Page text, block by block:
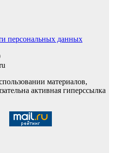
персональных данных
материалов,
активная гиперссылка